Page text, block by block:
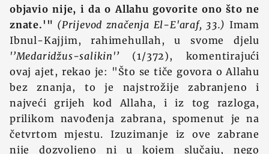
objavio nije, i da o Allahu govorite ono što ne
znate.'" (Prijevod značenja El-E'araf, 33.) Imam
Ibnul-Kajjim, rahimehullah, u svome djelu
'’Medaridžus-salikin'’ (1/372), komentirajući
ovaj ajet, rekao je: "Što se tiče govora o Allahu
bez znanja, to je najstrožije zabranjeno i
najveći grijeh kod Allaha, i iz tog razloga,
prilikom navođenja zabrana, spomenut je na
četvrtom mjestu. Izuzimanje iz ove zabrane
nije dozvoljeno ni u kojem slučaju, nego